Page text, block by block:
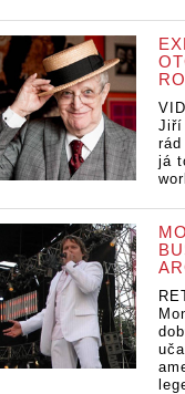
Jiří
já